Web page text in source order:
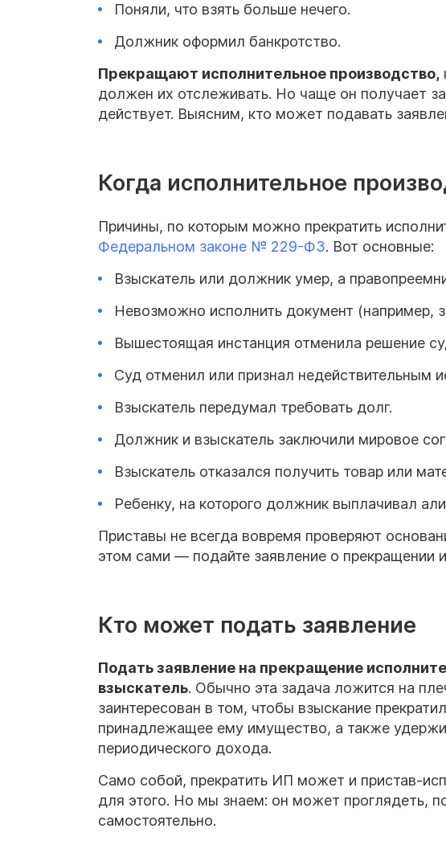
Поняли, что взять больше нечего.
Должник оформил банкротство.
Прекращают исполнительное производство,
должен их отслеживать. Но чаще он получает
действует. Выясним, кто может подавать
Когда исполнительное
Причины, по которым можно прекратить
Федеральном законе № 229-ФЗ. Вот основные:
Взыскатель или должник умер, а
Невозможно исполнить документ (например,
Вышестоящая инстанция отменила решение
Суд отменил или признал недействительным
Взыскатель передумал требовать долг.
Должник и взыскатель заключили мировое
Взыскатель отказался получить товар или
Ребенку, на которого должник выплачивал
Приставы не всегда вовремя проверяют
этом сами — подайте заявление о прекращении
Кто может подать заявление
Податьзаявление на прекращение
взыскатель. Обычно эта задача ложится на
заинтересован в том, чтобы взыскание
принадлежащее ему имущество, а также
периодического дохода.
Само собой, прекратить ИП может и пристав-
для этого. Но мы знаем: он может проглядеть,
самостоятельно.